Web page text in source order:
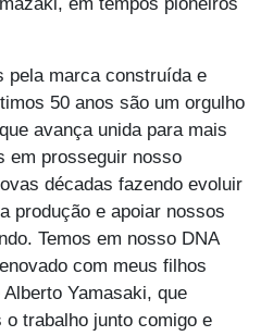
pela marca construída e
50 anos são um orgulho
avança unida para mais
em prosseguir nosso
décadas fazendo evoluir
produção e apoiar nossos
Temos em nosso DNA
com meus filhos
Yamasaki, que
trabalho junto comigo e